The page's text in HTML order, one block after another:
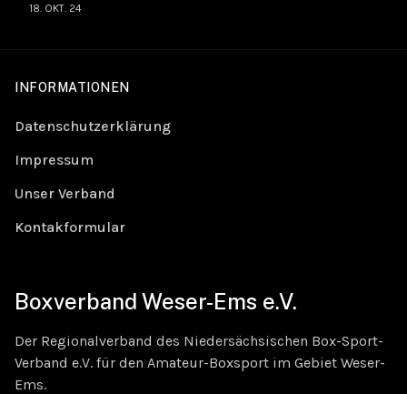
18. OKT. 24
INFORMATIONEN
Datenschutzerklärung
Impressum
Unser Verband
Kontakformular
Boxverband Weser-Ems e.V.
Der Regionalverband des Niedersächsischen Box-Sport-
Verband e.V. für den Amateur-Boxsport im Gebiet Weser-
Ems.